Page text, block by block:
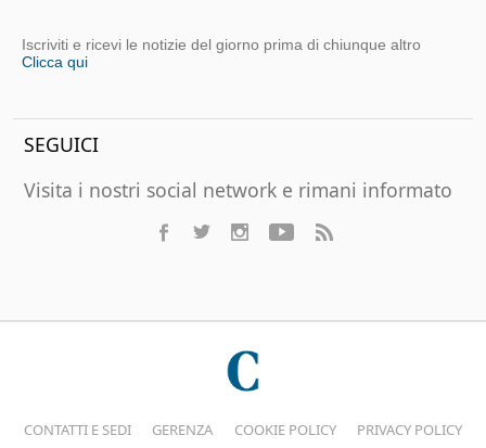
Iscriviti e ricevi le notizie del giorno prima di chiunque altro
Clicca qui
SEGUICI
Visita i nostri social network e rimani informato
CONTATTI E SEDI GERENZA COOKIE POLICY
PRIVACY POLICY